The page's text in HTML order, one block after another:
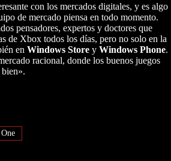
con los mercados digitales, y es algo
de mercado piensa en todo momento.
pensadores, expertos y doctores que
de Xbox todos los días, pero no solo en la
en Windows Store y Windows Phone.
racional, donde los buenos juegos